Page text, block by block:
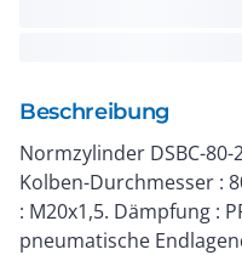
Beschreibung
Normzylinder DSBC-80-
Kolben-Durchmesser :
: M20x1,5. Dämpfung :
pneumatische